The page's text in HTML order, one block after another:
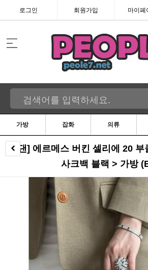
로그인 회원가입 마이페
가방 잡화 의류
[찡댄] 에르메스 버킨 셀리에 20
사크백 블랙 > 가방